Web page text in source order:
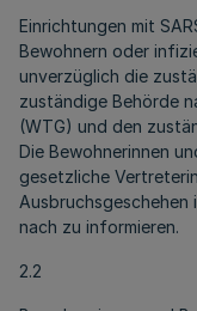
Einrichtungen mit
Bewohnern oder
unverzüglich die
zuständige Behörde
(WTG) und den
Die Bewohnerinnen
gesetzliche
Ausbruchsgeschehen
nach zu informieren.
2.2